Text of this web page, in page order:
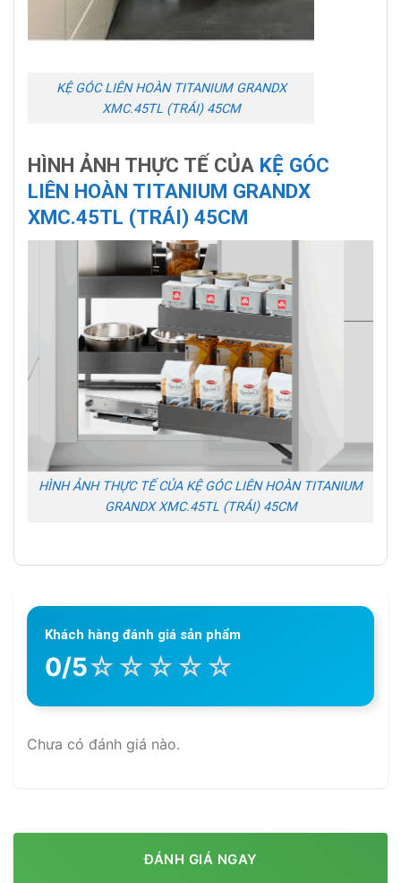
KỆ GÓC LIÊN HOÀN TITANIUM GRANDX
XMC.45TL (TRÁI) 45CM
HÌNH ẢNH THỰC TẾ CỦA KỆ GÓC
LIÊN HOÀN TITANIUM GRANDX
XMC.45TL (TRÁI) 45CM
HÌNH ẢNH THỰC TẾ CỦA KỆ GÓC LIÊN HOÀN TITANIUM
GRANDX XMC.45TL (TRÁI) 45CM
Khách hàng đánh giá sản phẩm
0/5☆ ☆ ☆ ☆ ☆
Chưa có đánh giá nào.
ĐÁNH GIÁ NGAY